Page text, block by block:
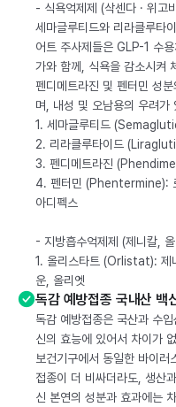
- 식욕억제제 (삭센다 · 위고
세마글루티드와 리라클루타
어트 주사제들은 GLP-1 수
가와 함께, 식욕을 감소시켜
펜디메트라진 및 펜터민 성
며, 내성 및 오남용의 우려가
1. 세마글루티드
2. 리라클루타이드
3. 펜디메트라진
4. 펜터민 (Phentermine):
아디펙스
- 지방흡수억제제 (제니칼,
1. 올리스타트 (Orlistat): 제
운, 올리엣
독감 예방접종 국내산 백
독감 예방접종은 국산과 수
신의 효능에 있어서 차이가
보건기구에서 동일한 바이
접종이 더 비싸더라도, 생산
신 본연의 성분과 효과에는